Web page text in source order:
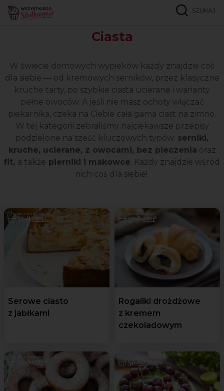
SZUKAJ
Strona główna
Ciasta
W świecie domowych wypieków każdy znajdzie coś
dla siebie — od kremowych serników, przez klasyczne
kruche tarty, po szybkie ciasta ucierane i warianty
pełne owoców. A jeśli nie masz ochoty włączać
piekarnika, czeka na Ciebie cała gama ciast na zimno.
W tej kategorii zebraliśmy najciekawsze przepisy
podzielone na sześć kluczowych typów: serniki,
kruche, ucierane, z owocami, bez pieczenia oraz
fit, a także pierniki i makowce. Każdy znajdzie wśród
nich coś dla siebie!
Serowe ciasto
z jabłkami
Rogaliki drożdżowe
z kremem
czekoladowym